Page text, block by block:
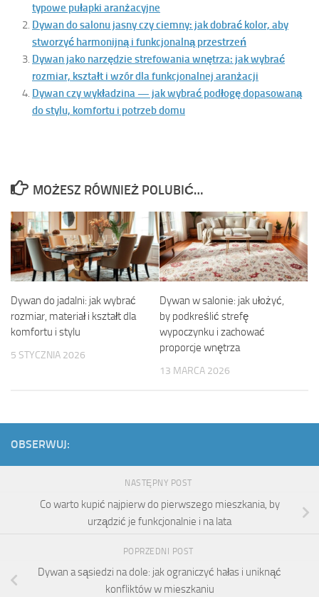
typowe pułapki aranżacyjne
Dywan do salonu jasny czy ciemny: jak dobrać kolor, aby
stworzyć harmonijną i funkcjonalną przestrzeń
Dywan jako narzędzie strefowania wnętrza: jak wybrać
rozmiar, kształt i wzór dla funkcjonalnej aranżacji
Dywan czy wykładzina — jak wybrać podłogę dopasowaną
do stylu, komfortu i potrzeb domu
MOŻESZ RÓWNIEŻ POLUBIĆ…
Dywan do jadalni: jak wybrać
rozmiar, materiał i kształt dla
komfortu i stylu
5 STYCZNIA 2026
Dywan w salonie: jak ułożyć,
by podkreślić strefę
wypoczynku i zachować
proporcje wnętrza
13 MARCA 2026
OBSERWUJ:
NASTĘPNY POST
Co warto kupić najpierw do pierwszego mieszkania, by
urządzić je funkcjonalnie i na lata
POPRZEDNI POST
Dywan a sąsiedzi na dole: jak ograniczyć hałas i uniknąć
konfliktów w mieszkaniu